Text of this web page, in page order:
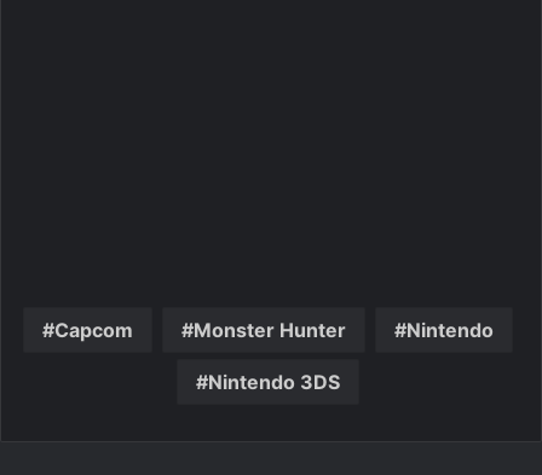
Capcom Monster Hunter Nintendo
Nintendo 3DS